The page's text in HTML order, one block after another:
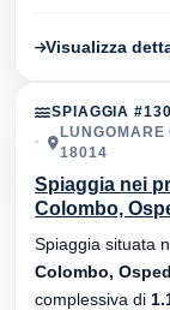
Visualizza
SPIAGGIA
LUNGOMARE
18014
Spiaggia nei
Colombo,
Spiaggia situata
Colombo,
complessiva di